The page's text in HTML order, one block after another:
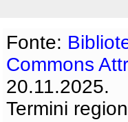
Fonte:
Commons
20.11.2025.
Termini